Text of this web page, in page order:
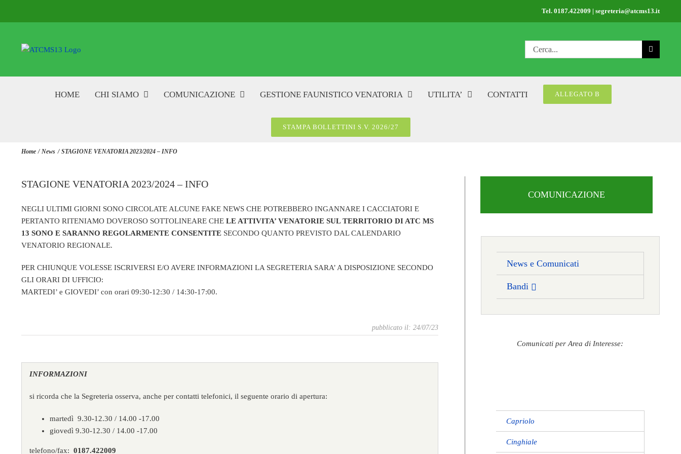
Tel. 0187.422009 | segreteria@atcms13.it
Cerca
per:
HOME CHI SIAMO COMUNICAZIONE GESTIONE FAUNISTICO VENATORIA UTILITA’ CONTATTI ALLEGATO B
STAMPA BOLLETTINI S.V. 2026/27
Home News STAGIONE VENATORIA 2023/2024 – INFO
STAGIONE VENATORIA 2023/2024 – INFO
NEGLI ULTIMI GIORNI SONO CIRCOLATE ALCUNE FAKE NEWS CHE POTREBBERO INGANNARE I CACCIATORI E
PERTANTO RITENIAMO DOVEROSO SOTTOLINEARE CHE LE ATTIVITA’ VENATORIE SUL TERRITORIO DI ATC MS
13 SONO E SARANNO REGOLARMENTE CONSENTITESECONDO QUANTO PREVISTO DAL CALENDARIO
VENATORIO REGIONALE.
PER CHIUNQUE VOLESSE ISCRIVERSI E/O AVERE INFORMAZIONI LA SEGRETERIA SARA’ A DISPOSIZIONE SECONDO
GLI ORARI DI UFFICIO:
MARTEDI’ e GIOVEDI’ con orari 09:30-12:30 / 14:30-17:00.
pubblicato il: 24/07/23
INFORMAZIONI
si ricorda che la Segreteria osserva, anche per contatti telefonici, il seguente orario di apertura:
martedì 9.30-12.30 / 14.00 -17.00
giovedì 9.30-12.30 / 14.00 -17.00
telefono/fax: 0187.422009
COMUNICAZIONE
News e Comunicati
Bandi
Comunicati per Area di Interesse:
Capriolo
Cinghiale